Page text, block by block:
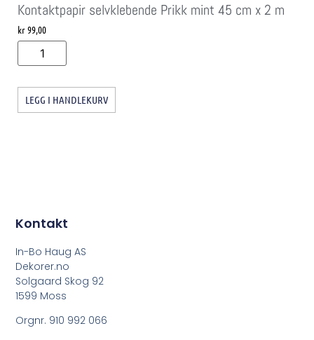
Kontaktpapir selvklebende Prikk mint 45 cm x 2 m
kr99,00
LEGG I HANDLEKURV
Kontakt
In-Bo Haug AS
Dekorer.no
Solgaard Skog 92
1599 Moss
Orgnr. 910 992 066